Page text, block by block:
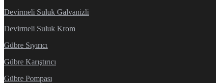
Devirmeli Suluk Galvanizli
Devirmeli Suluk Krom
Gübre Sıyırıcı
Gübre Karıştırıcı
Gübre Pompası